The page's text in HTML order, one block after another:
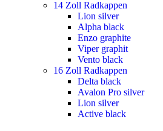
14 Zoll Radkappen
Lion silver
Alpha black
Enzo graphite
Viper graphit
Vento black
16 Zoll Radkappen
Delta black
Avalon Pro silver
Lion silver
Active black